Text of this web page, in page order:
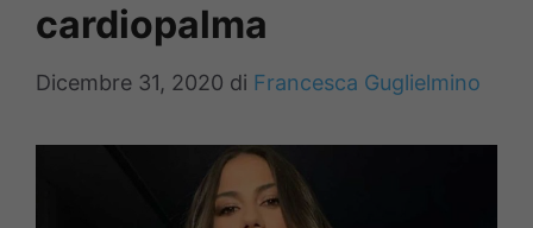
cardiopalma
Dicembre 31, 2020 di Francesca Guglielmino